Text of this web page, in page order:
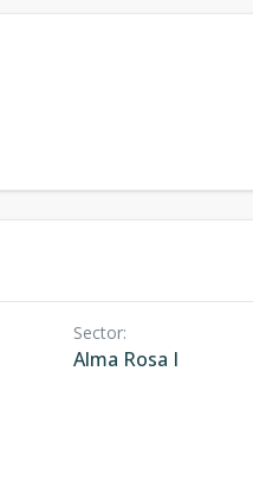
Sector:
Alma Rosa I